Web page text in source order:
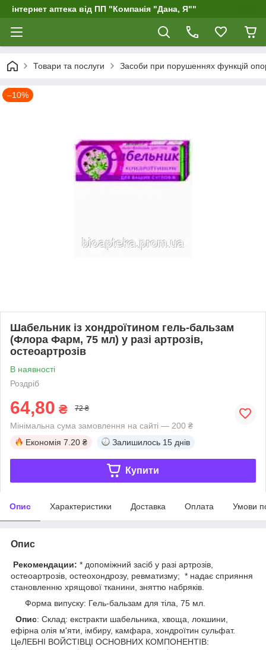
інтернет аптека від ПП "Компанія "Дана, Я""
Товари та послуги Засоби при порушеннях функцій
–10%
Шабельник із хондроїтином гель-бальзам
(Флора Фарм, 75 мл) у разі артрозів,
остеоартрозів
В наявності
Роздріб
64,80 ₴ 72 ₴
Мінімальна сума замовлення на сайті — 200 ₴
Економія 7.20 ₴ Залишилось 15 днів
Купити
Опис Характеристики Доставка Оплата Умови
Опис
Рекомендации: * допоміжний засіб у разі артрозів,
остеоартрозів, остеохондрозу, ревматизму; * надає сприяння
становленню хрящової тканини, зняттю набряків.
Форма випуску: Гель-бальзам для тіла, 75 мл.
Опис: Склад: екстракти шабельника, хвоща, локшини,
ефірна олія м'яти, імбиру, камфара, хондроїтин сульфат.
ЦеЛЕБНІ ВОЙСТІВЦІ ОСНОВНИХ КОМПОНЕНТІВ: